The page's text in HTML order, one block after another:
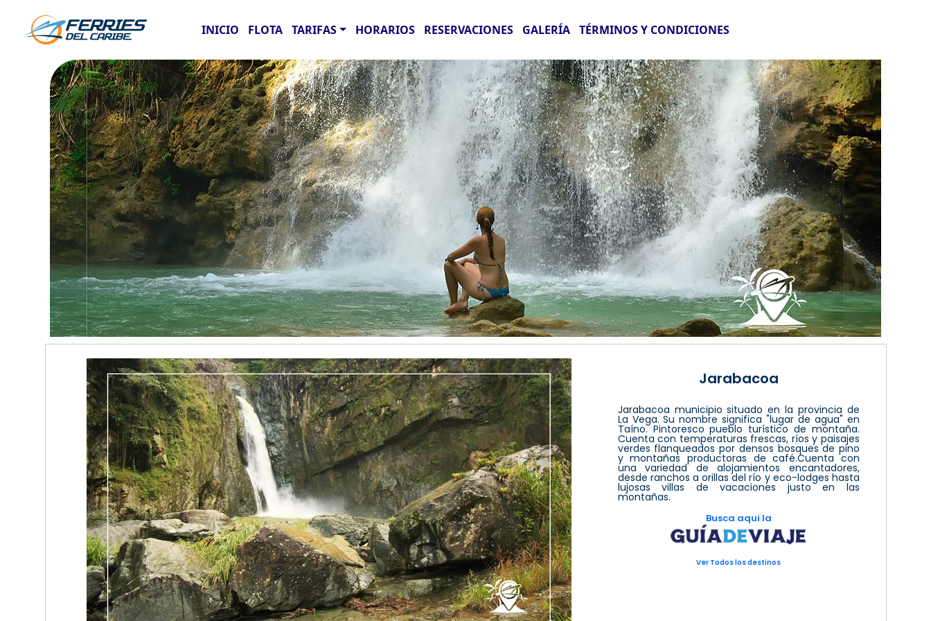
INICIO FLOTA TARIFAS HORARIOS RESERVACIONES GALERÍA TÉRMINOS Y CONDICIONES
Jarabacoa
Jarabacoa municipio situado en la provincia de
La Vega. Su nombre significa "lugar de agua" en
Taíno. Pintoresco pueblo turístico de montaña.
Cuenta con temperaturas frescas, ríos y paisajes
verdes flanqueados por densos bosques de pino
y montañas productoras de café.Cuenta con
una variedad de alojamientos encantadores,
desde ranchos a orillas del río y eco-lodges hasta
lujosas villas de vacaciones justo en las
montañas.
Busca aqui la
Ver Todos los destinos